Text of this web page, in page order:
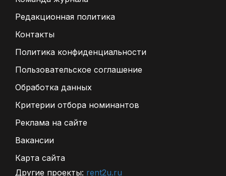
Редакционная политика
Контакты
Политика конфиденциальности
Пользовательское соглашение
Обработка данных
Критерии отбора номинантов
Реклама на сайте
Вакансии
Карта сайта
Другие проекты: rent2u.ru